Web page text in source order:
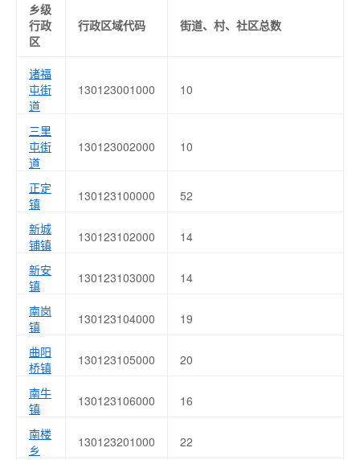
乡级
行政
区
行政区域代码 街道、村、社区总数
诸福
屯街
道
130123001000 10
三里
屯街
道
130123002000 10
正定
镇
130123100000 52
新城
铺镇
130123102000 14
新安
镇
130123103000 14
南岗
镇
130123104000 19
曲阳
桥镇
130123105000 20
南牛
镇
130123106000 16
南楼
乡
130123201000 22